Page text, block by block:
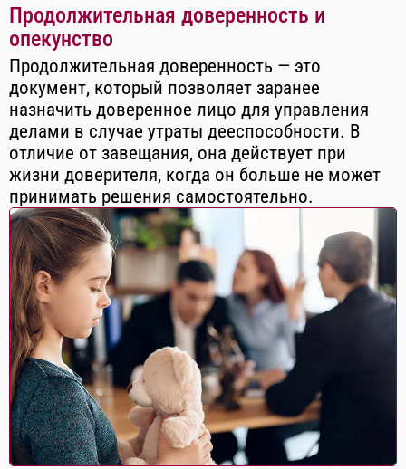
Продолжительная доверенность и
опекунство
Продолжительная доверенность — это
документ, который позволяет заранее
назначить доверенное лицо для управления
делами в случае утраты дееспособности. В
отличие от завещания, она действует при
жизни доверителя, когда он больше не может
принимать решения самостоятельно.